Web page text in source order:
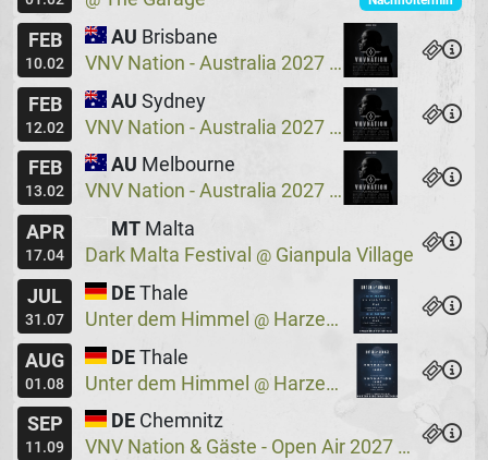
FEB
10.02
AU Brisbane
VNV Nation - Australia 2027
@ Crowbar
FEB
12.02
AU Sydney
VNV Nation - Australia 2027
@ Crowbar
FEB
13.02
AU Melbourne
VNV Nation - Australia 2027
@ Max Watts
APR
17.04
MT Malta
Dark Malta Festival @ Gianpula Village
JUL
31.07
DE Thale
Unter dem Himmel @ Harzer Bergtheater
AUG
01.08
DE Thale
Unter dem Himmel @ Harzer Bergtheater
SEP
11.09
DE Chemnitz
VNV Nation & Gäste - Open Air 2027
@